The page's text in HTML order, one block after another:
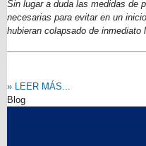
Sin lugar a duda las medidas de
necesarias para evitar en un
hubieran colapsado de
» LEER MÁS...
Blog